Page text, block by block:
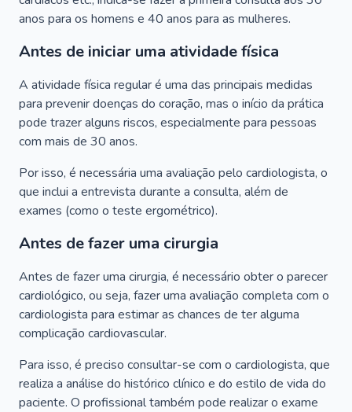
anos para os homens e 40 anos para as mulheres.
Antes de iniciar uma atividade física
A atividade física regular é uma das principais medidas
para prevenir doenças do coração, mas o início da prática
pode trazer alguns riscos, especialmente para pessoas
com mais de 30 anos.
Por isso, é necessária uma avaliação pelo cardiologista, o
que inclui a entrevista durante a consulta, além de
exames (como o teste ergométrico).
Antes de fazer uma cirurgia
Antes de fazer uma cirurgia, é necessário obter o parecer
cardiológico, ou seja, fazer uma avaliação completa com o
cardiologista para estimar as chances de ter alguma
complicação cardiovascular.
Para isso, é preciso consultar-se com o cardiologista, que
realiza a análise do histórico clínico e do estilo de vida do
paciente. O profissional também pode realizar o exame